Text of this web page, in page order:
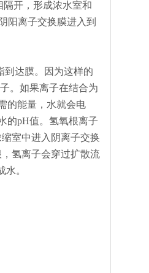
隔开，形成浓水室和
阳离子交换膜进入到
到达膜。因为这样的
。如果离子在结合为
的能量，水就会电
的pH值。氢氧根离子
室中进入阴离子交换
氢离子会穿过扩散流
。